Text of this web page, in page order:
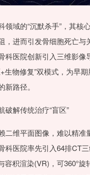
领域的“沉默杀手”，其核
，进而引发骨细胞死亡与
科医院创新引入三维影像
生物修复”双模式，为早
路径。
破解传统治疗“盲区”
二维平面图像，难以精准
科医院率先引入64排CT
容积渲染(VR)，可360°旋